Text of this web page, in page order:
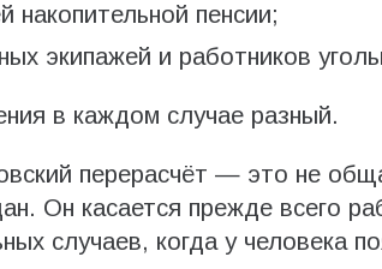
накопительной пенсии;
экипажей и работников
в каждом случае разный.
перерасчёт — это не
Он касается прежде всего
случаев, когда у человека